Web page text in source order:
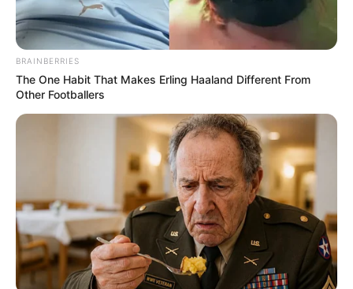
BRAINBERRIES
The One Habit That Makes Erling Haaland Different From
Other Footballers